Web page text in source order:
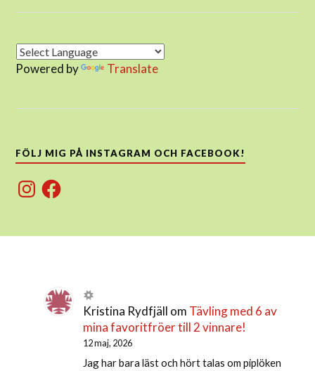
Powered by Translate
FÖLJ MIG PÅ INSTAGRAM OCH FACEBOOK!
InstagramFacebook
Kristina Rydfjäll om Tävling med 6 av
mina favoritfröer till 2 vinnare!
12 maj, 2026
Jag har bara läst och hört talas om piplöken